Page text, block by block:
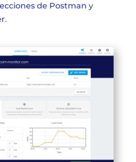
de Postman y
.